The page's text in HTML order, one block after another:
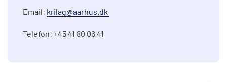
Email: krilag@aarhus.dk
Telefon: +45 41 80 06 41